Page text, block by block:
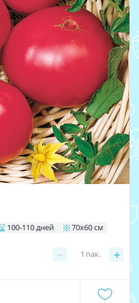
100-110 дней 70х60 см
− +
1 пак.